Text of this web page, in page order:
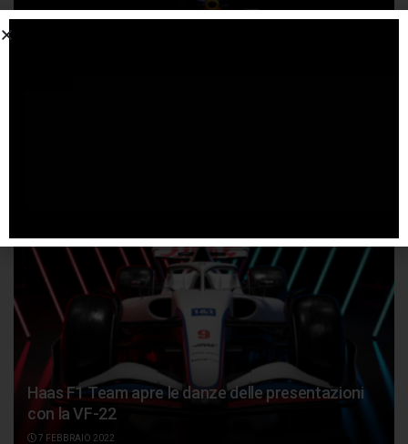
Haas F1 Team apre le danze delle presentazioni
con la VF-22
7 FEBBRAIO 2022